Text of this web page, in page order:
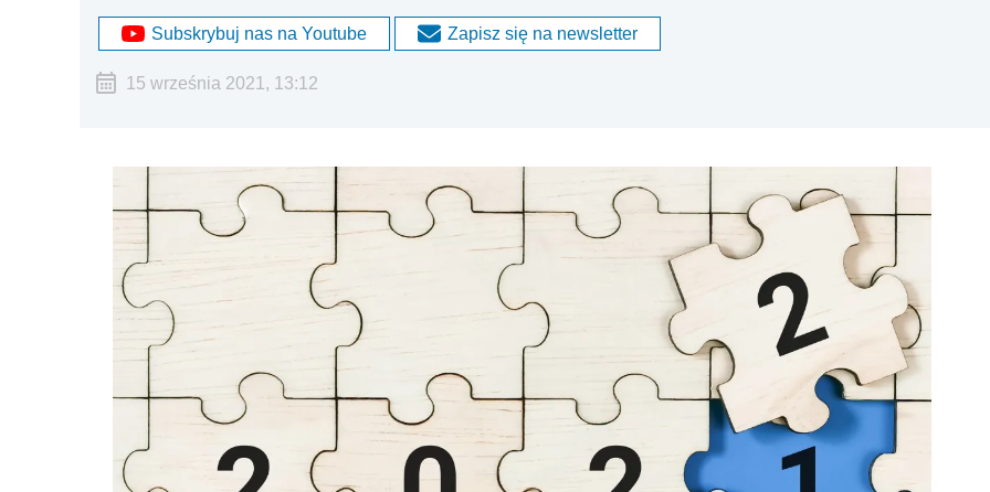
Subskrybuj nas na Youtube Zapisz się na newsletter
15 września 2021, 13:12